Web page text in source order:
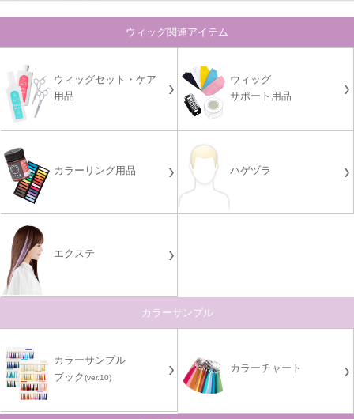
ウィッグ関連アイテム
ウィッグセット・ケア
用品
ウィッグ
サポート用品
カラーリング用品 ハゲヅラ
エクステ
カラーサンプル
カラーサンプル
ブック(ver.10)
カラーチャート